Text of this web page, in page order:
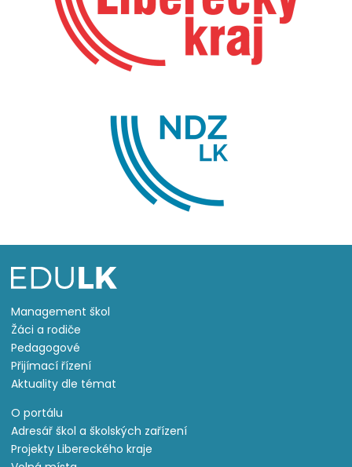
Management škol
Žáci a rodiče
Pedagogové
Přijímací řízení
Aktuality dle témat
O portálu
Adresář škol a školských zařízení
Projekty Libereckého kraje